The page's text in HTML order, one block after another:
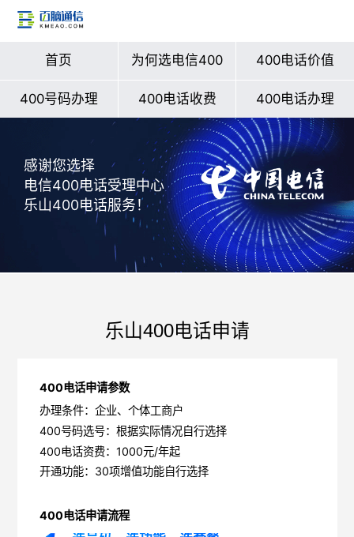
首页 为何选电信400 400电话价值
400号码办理 400电话收费 400电话办理
感谢您选择
电信400电话受理中心
乐山400电话服务！
乐山400电话申请
400电话申请参数
办理条件：企业、个体工商户
400号码选号：根据实际情况自行选择
400电话资费：1000元/年起
开通功能：30项增值功能自行选择
400电话申请流程